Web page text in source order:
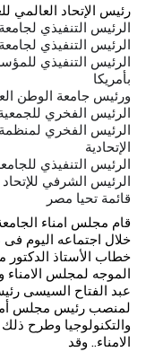
رئيس الإتحاد العالمي
الرئيس التنفيذي
الرئيس التنفيذي
الرئيس التنفيذي
بأمريكا
ورئيس جامعة الوطن
الرئيس الفخري
الرئيس الفخري لمنظمة
الإتحادية
الرئيس التنفيذي
الرئيس الشرفي
قائمة تحيا مصر
قام مجلس امناء الجامعة
خلال اجتماعه اليوم فى
خطاب الأستاذ الدكتور
الموجه لمجلس
عبد الفتاح السيسى
لمنصب رئيس مجلس
والتكنولوجيا وطرح ذلك
الامناء.. وقد